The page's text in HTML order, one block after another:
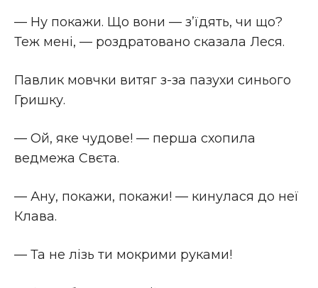
— Ну покажи. Що вони — з’їдять, чи що?
Теж мені, — роздратовано сказала Леся.
Павлик мовчки витяг з-за пазухи синього
Гришку.
— Ой, яке чудове! — перша схопила
ведмежа Свєта.
— Ану, покажи, покажи! — кинулася до неї
Клава.
— Та не лізь ти мокрими руками!